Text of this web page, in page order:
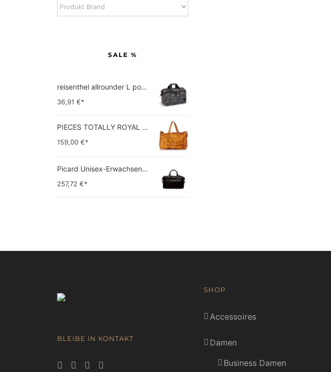
SALE %
reisenthel allrounder L pocket  Vielseitige Doktortasche für Reise, Arbeit und Freizeit  Mit praktischer Trolley…
36,91 €*
PIECES TOTALLY ROYAL LEATHER TRAVEL BAG 17055349 Damen Umhängetaschen ,1 Groesse (51 x 33 x 14,5 cm)
159,00 €*
Picard Unisex-Erwachsene Buddy Gepäck- Handgepäck
257,72 €*
BLEIBE IN KONTAKT
SHOP
Accessoires
Damen
Business Damen